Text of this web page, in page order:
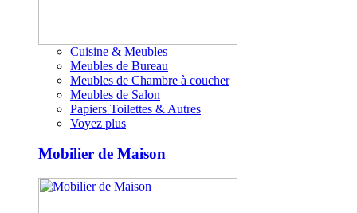
Cuisine & Meubles
Meubles de Bureau
Meubles de Chambre à coucher
Meubles de Salon
Papiers Toilettes & Autres
Voyez plus
Mobilier de Maison